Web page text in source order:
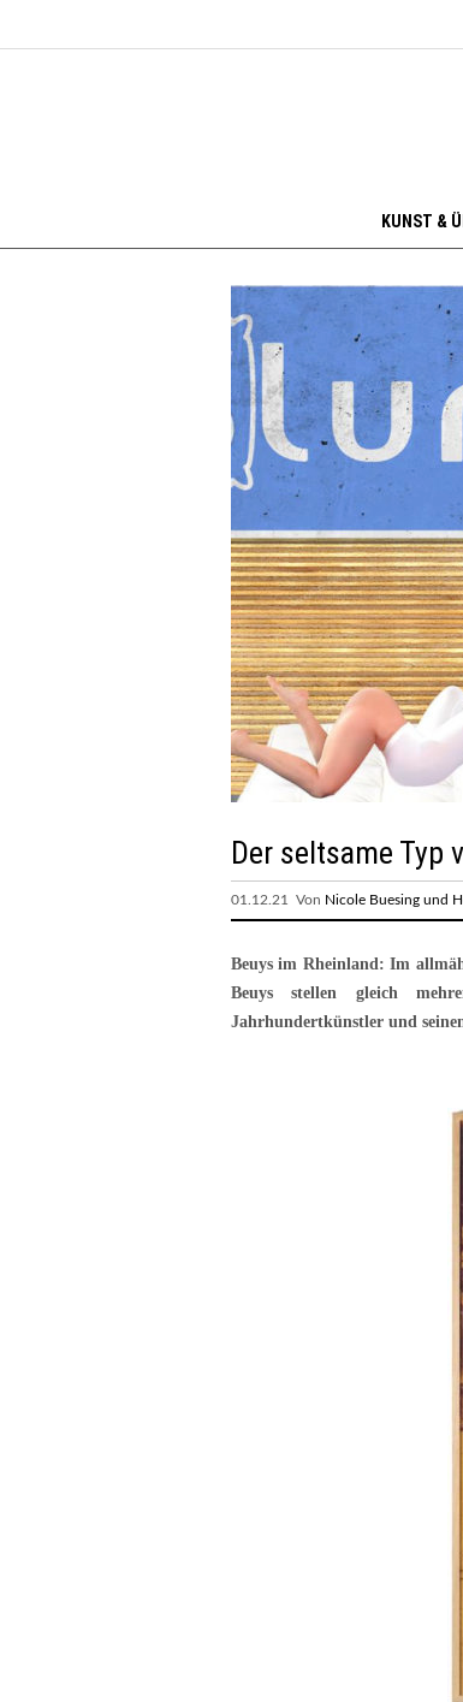
KUNST &
Der seltsame Typ
01.12.21 Von Nicole Buesing und
Beuys im Rheinland: Im
Beuys stellen gleich
Jahrhundertkünstler und